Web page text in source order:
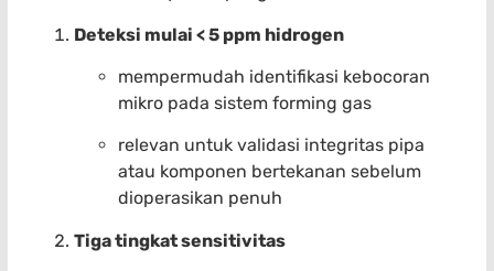
Deteksi mulai < 5 ppm hidrogen
mempermudah identifikasi kebocoran
mikro pada sistem forming gas
relevan untuk validasi integritas pipa
atau komponen bertekanan sebelum
dioperasikan penuh
Tiga tingkat sensitivitas